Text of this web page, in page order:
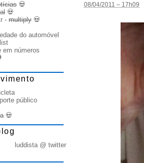
08/04/2011 – 17h09
💀
💀
- multiply 💀
do automóvel
em números
público
💀
luddista @ twitter